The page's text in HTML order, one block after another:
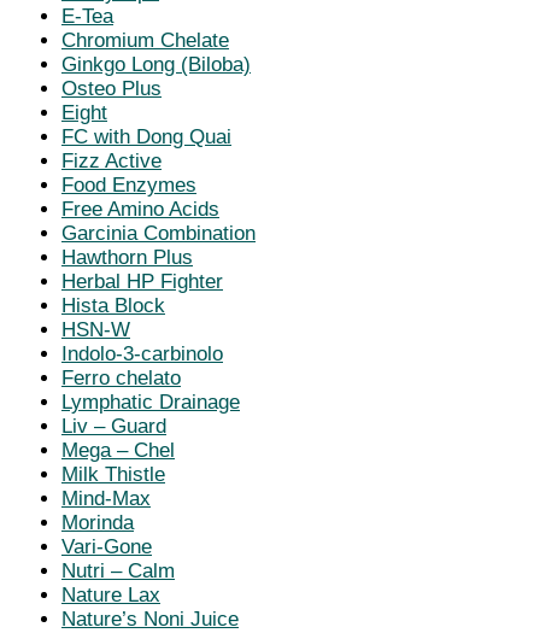
E-Tea
Chromium Chelate
Ginkgo Long (Biloba)
Osteo Plus
Eight
FC with Dong Quai
Fizz Active
Food Enzymes
Free Amino Acids
Garcinia Combination
Hawthorn Plus
Herbal HP Fighter
Hista Block
HSN-W
Indolo-3-carbinolo
Ferro chelato
Lymphatic Drainage
Liv – Guard
Mega – Chel
Milk Thistle
Mind-Max
Morinda
Vari-Gone
Nutri – Calm
Nature Lax
Nature’s Noni Juice